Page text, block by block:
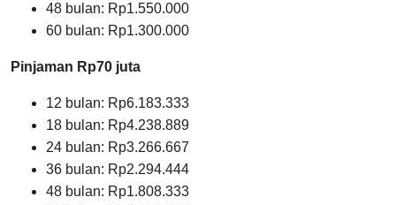
48 bulan: Rp1.550.000
60 bulan: Rp1.300.000
Pinjaman Rp70 juta
12 bulan: Rp6.183.333
18 bulan: Rp4.238.889
24 bulan: Rp3.266.667
36 bulan: Rp2.294.444
48 bulan: Rp1.808.333